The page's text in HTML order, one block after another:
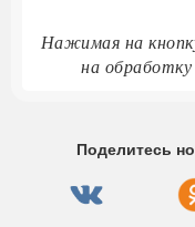
Нажимая на
на
Поделитесь